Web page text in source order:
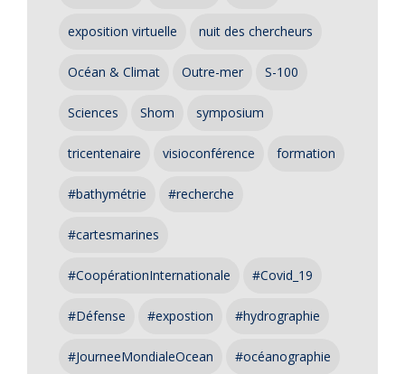
exposition virtuelle nuit des chercheurs
Océan & Climat Outre-mer S-100
Sciences Shom symposium
tricentenaire visioconférence formation
#bathymétrie #recherche
#cartesmarines
#CoopérationInternationale #Covid_19
#Défense #expostion #hydrographie
#JourneeMondialeOcean #océanographie